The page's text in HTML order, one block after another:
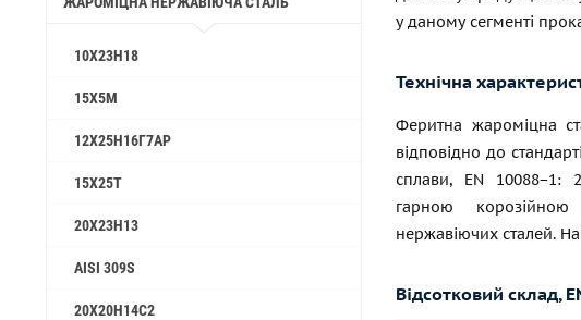
10Х23Н18
15Х5М
12Х25Н16Г7АР
15Х25Т
20Х23Н13
AISI 309S
20Х20Н14С2
у даному сегменті
Технічна
Феритна жароміцна
відповідно до
сплави, EN 10088−1:
гарною корозійною
нержавіючих сталей.
Відсотковий склад,